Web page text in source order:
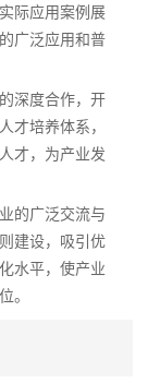
际应用案例展
广泛应用和普
深度合作，开
才培养体系，
才，为产业发
的广泛交流与
建设，吸引优
水平，使产业
。